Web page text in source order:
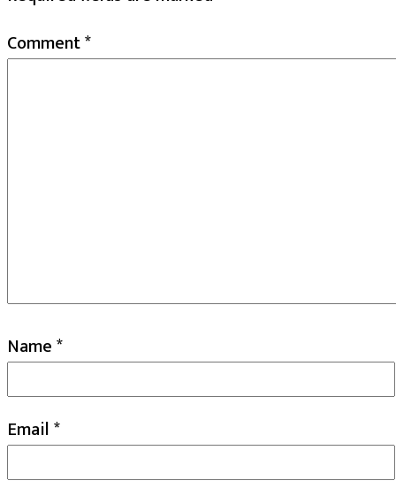
Comment*
Name*
Email*